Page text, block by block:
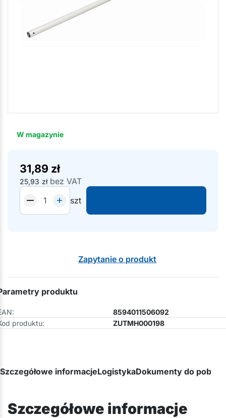
W magazynie
31,89 zł
25,93 zł bez VAT
szt
Zapytanie o produkt
produktu
8594011506092
produktu:
ZUTMH000198
Szczegółowe informacjeLogistykaDokumenty do
Szczegółowe informacje